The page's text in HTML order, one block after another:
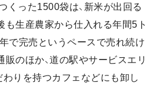
くった1500袋は、新米が出回る
も生産農家から仕入れる年間5ト
で完売というペースで売れ続け
販のほか、道の駅やサービスエリ
わりを持つカフェなどにも卸し